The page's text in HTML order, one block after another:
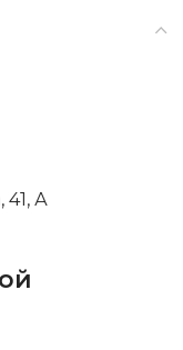
41, А